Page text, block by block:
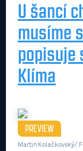
U šancí
musíme
popisuje
Klíma
PREVIEW
Martin Kolačkovský/